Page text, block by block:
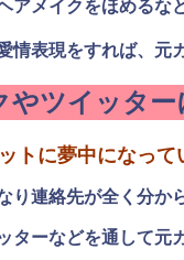
アメイクをほめるな
情表現をすれば、元
ツイッター
トに夢中になって
り連絡先が全く分か
ターなどを通して元